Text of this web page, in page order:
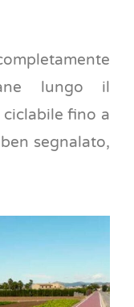
lungo il
ciclabile fino a
segnalato,